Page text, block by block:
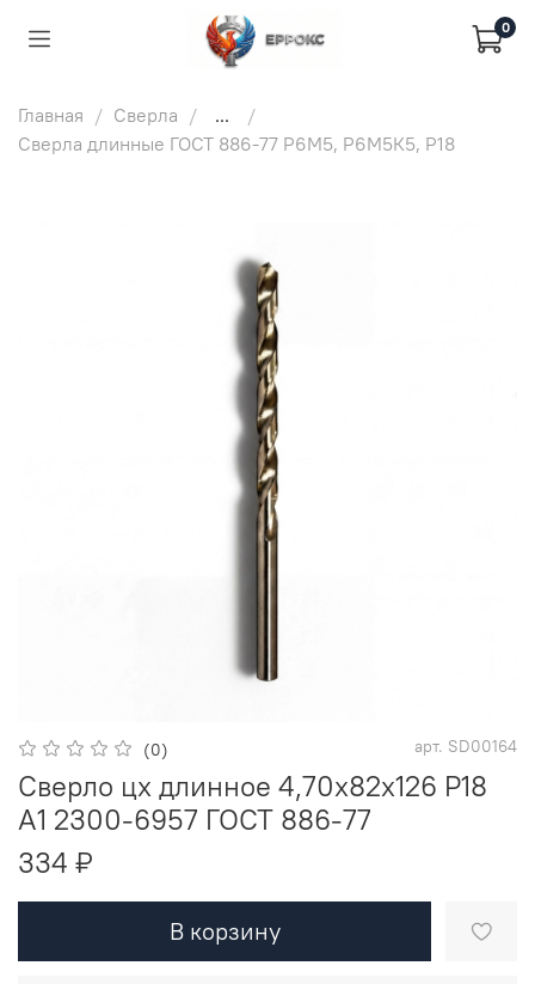
0
Главная Сверла
...
Сверла длинные ГОСТ 886-77 Р6М5, Р6М5К5, Р18
(0) арт. SD00164
Сверло цх длинное 4,70х82х126 Р18
A1 2300-6957 ГОСТ 886-77
334 ₽
В корзину